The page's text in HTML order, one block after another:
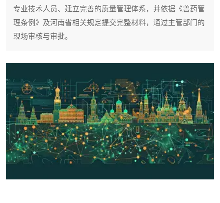
专业技术人员、建立完善的质量管理体系，并依据《兽药管
理条例》及河南省相关规定提交完整材料，通过主管部门的
现场审核与审批。